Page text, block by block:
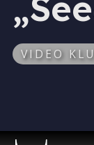
VIDEO